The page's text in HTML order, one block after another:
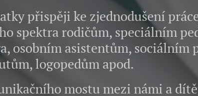
přispěji ke zjednodušení
spektra rodičům, speciálním
osobním asistentům, sociálním
logopedům apod.
mostu mezi námi a